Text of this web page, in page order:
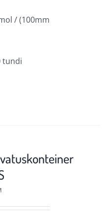
/ (100mm
tundi